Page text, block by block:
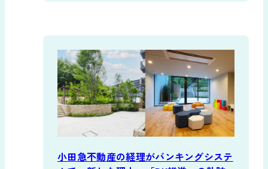
小田急不動産の経理がバンキングシステ